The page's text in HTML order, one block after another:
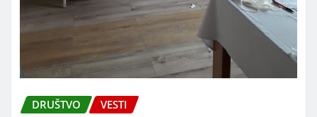
DRUŠTVO VESTI